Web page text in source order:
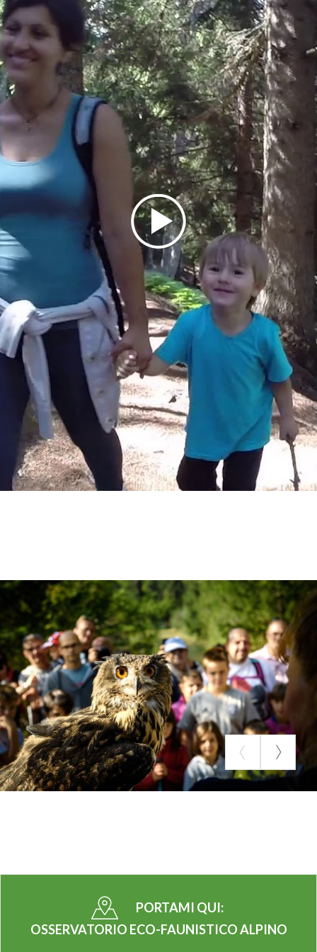
0342 746113.
Solo per gruppi e scolaresche, contattare il
direttore dell'Osservatorio, dott. Bernardo
Pedroni, al numero 349 3516831.
PHOTO CREDIT: IVAN PREVISDOMINI
PORTAMI QUI:
OSSERVATORIO ECO-FAUNISTICO ALPINO